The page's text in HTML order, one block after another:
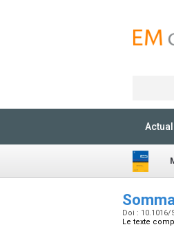
Doi : 10.1016/
Le texte